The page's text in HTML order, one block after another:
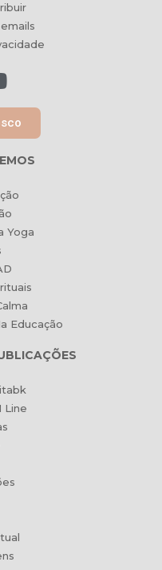
Yoga
Educação
Line